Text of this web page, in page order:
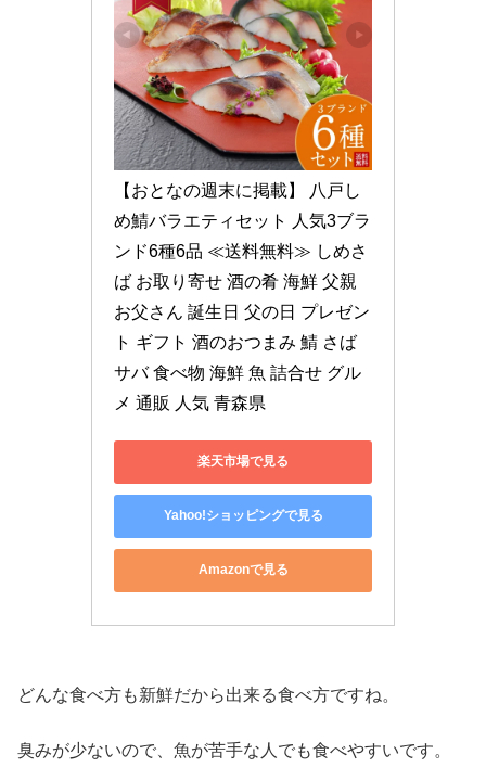
【おとなの週末に掲載】 八戸し
め鯖バラエティセット 人気3ブラ
ンド6種6品 ≪送料無料≫ しめさ
ば お取り寄せ 酒の肴 海鮮 父親
お父さん 誕生日 父の日 プレゼン
ト ギフト 酒のおつまみ 鯖 さば
サバ 食べ物 海鮮 魚 詰合せ グル
メ 通販 人気 青森県
楽天市場で見る
Yahoo!ショッピングで見る
Amazonで見る
どんな食べ方も新鮮だから出来る食べ方ですね。
臭みが少ないので、魚が苦手な人でも食べやすいです。